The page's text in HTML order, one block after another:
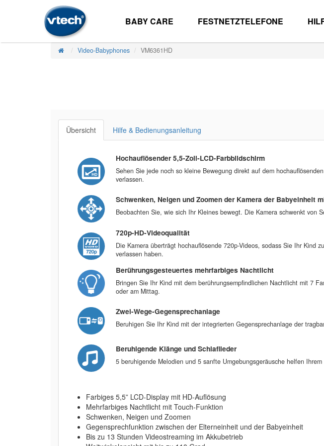
BABY CARE FESTNETZTELEFONE
Video-Babyphones VM6361HD
Übersicht Hilfe & Bedienungsanleitung
Hochauflösender 5,5-Zoll-LCD-Farbbildschirm
Sehen Sie jede noch so kleine Bewegung direkt auf dem
verlassen.
Schwenken, Neigen und Zoomen der Kamera der Babyeinheit
Beobachten Sie, wie sich Ihr Kleines bewegt. Die Kamera schwenkt von
720p-HD-Videoqualität
Die Kamera überträgt hochauflösende 720p-Videos, sodass Sie Ihr Kind
verlassen haben.
Berührungsgesteuertes mehrfarbiges Nachtlicht
Bringen Sie Ihr Kind mit dem berührungsempfindlichen Nachtlicht mit 7
oder am Mittag.
Zwei-Wege-Gegensprechanlage
Beruhigen Sie Ihr Kind mit der integrierten Gegensprechanlage der
Beruhigende Klänge und Schlaflieder
5 beruhigende Melodien und 5 sanfte Umgebungsgeräusche helfen
Farbiges 5,5” LCD-Display mit HD-Auflösung
Mehrfarbiges Nachtlicht mit Touch-Funktion
Schwenken, Neigen und Zoomen
Gegensprechfunktion zwischen der Elterneinheit und der Babyeinheit
Bis zu 13 Stunden Videostreaming im Akkubetrieb